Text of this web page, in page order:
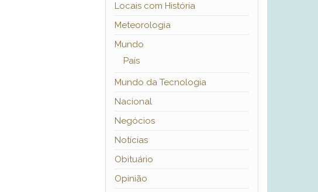
Locais com História
Meteorologia
Mundo
País
Mundo da Tecnologia
Nacional
Negócios
Notícias
Obituário
Opinião